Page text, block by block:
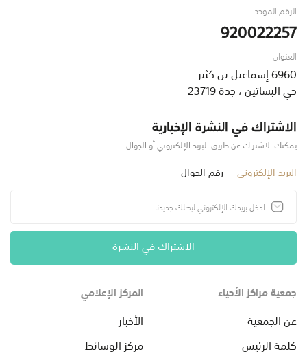
الرقم الموحد
920022257
العنوان
6960 إسماعيل بن كثير
حي البساتين ، جدة 23719
الاشتراك في النشرة الإخبارية
يمكنك الاشتراك عن طريق البريد الإلكتروني أو الجوال
البريد الإلكتروني رقم الجوال
الاشتراك في النشرة
جمعية مراكز الأحياء
عن الجمعية
كلمة الرئيس
المركز الإعلامي
الأخبار
مركز الوسائط